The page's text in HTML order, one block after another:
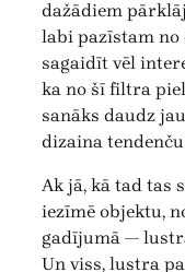
dažādiem
labi pazīstam no
sagaidīt vēl
ka no šī filtra
sanāks daudz
dizaina
Ak jā, kā tad tas
iezīmē objektu,
gadījumā —
Un viss, lustra